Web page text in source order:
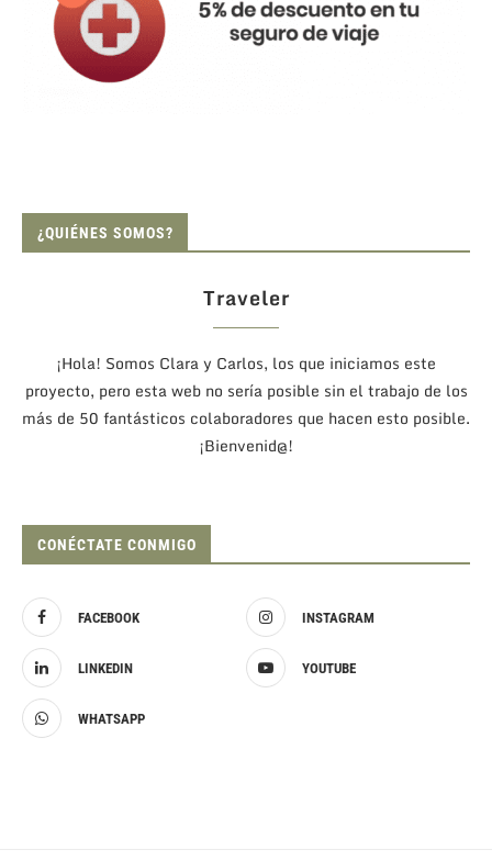
¿QUIÉNES SOMOS?
Traveler
¡Hola! Somos Clara y Carlos, los que iniciamos este
proyecto, pero esta web no sería posible sin el trabajo de los
más de 50 fantásticos colaboradores que hacen esto posible.
¡Bienvenid@!
CONÉCTATE CONMIGO
FACEBOOK INSTAGRAM
LINKEDIN YOUTUBE
WHATSAPP